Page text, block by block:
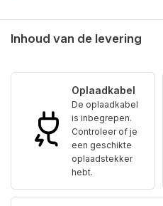
Inhoud van de levering
Oplaadkabel
De oplaadkabel
is inbegrepen.
Controleer of je
een geschikte
oplaadstekker
hebt.